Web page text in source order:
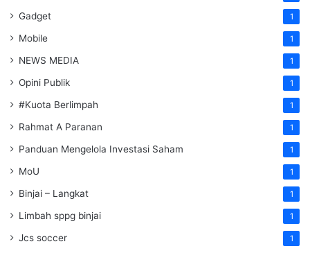
Gadget 1
Mobile 1
NEWS MEDIA 1
Opini Publik 1
#Kuota Berlimpah 1
Rahmat A Paranan 1
Panduan Mengelola Investasi Saham 1
MoU 1
Binjai – Langkat 1
Limbah sppg binjai 1
Jcs soccer 1